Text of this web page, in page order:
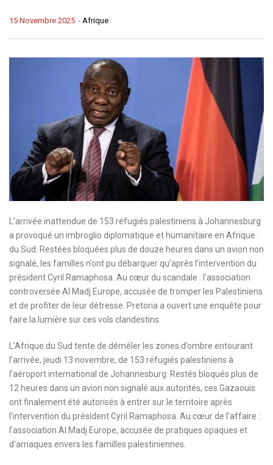
- Afrique
15 Novembre 2025
L’arrivée inattendue de 153 réfugiés palestiniens à Johannesburg
a provoqué un imbroglio diplomatique et humanitaire en Afrique
du Sud. Restées bloquées plus de douze heures dans un avion non
signalé, les familles n’ont pu débarquer qu’après l’intervention du
président Cyril Ramaphosa. Au cœur du scandale : l’association
controversée Al Madj Europe, accusée de tromper les Palestiniens
et de profiter de leur détresse. Pretoria a ouvert une enquête pour
faire la lumière sur ces vols clandestins.
L’Afrique du Sud tente de démêler les zones d’ombre entourant
l’arrivée, jeudi 13 novembre, de 153 réfugiés palestiniens à
l’aéroport international de Johannesburg. Restés bloqués plus de
12 heures dans un avion non signalé aux autorités, ces Gazaouis
ont finalement été autorisés à entrer sur le territoire après
l’intervention du président Cyril Ramaphosa. Au cœur de l’affaire :
l’association Al Madj Europe, accusée de pratiques opaques et
d’arnaques envers les familles palestiniennes.